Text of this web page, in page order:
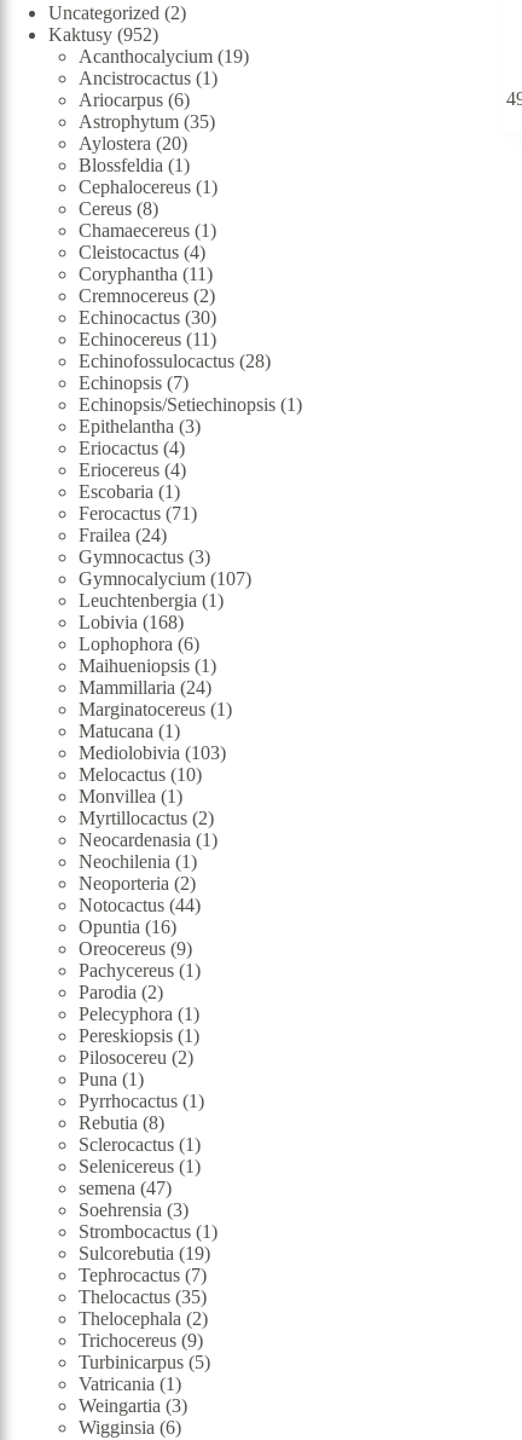
Uncategorized 22
Kaktusy 952952
produktů
Acanthocalycium 1919
Ancistrocactus 11
Ariocarpus 66
produktů
Astrophytum 3535
Aylostera 2020
produktů
Blossfeldia 11
produkt
Cephalocereus 11
Cereus 88
produktů
Chamaecereus 11
Cleistocactus 44
produkty
Coryphantha 1111
produktů
Cremnocereus 22
produkty
Echinocactus 3030
produktů
Echinocereus 1111
produktů
Echinofossulocactus 2828
Echinopsis 77
produktů
Echinopsis/Setiechinopsis 11
Epithelantha 33
Eriocactus 44
produkty
Eriocereus 44
produkty
Escobaria 11
produkt
Ferocactus 7171
Frailea 2424
produktů
Gymnocactus 33
produkty
Gymnocalycium 107107
Leuchtenbergia 11
Lobivia 168168
produktů
Lophophora 66
produktů
Maihueniopsis 11
produkt
Mammillaria 2424
produktů
Marginatocereus 11
Matucana 11
produkt
Mediolobivia 103103
Melocactus 1010
Monvillea 11
produkt
Myrtillocactus 22
produkty
Neocardenasia 11
Neochilenia 11
produkt
Neoporteria 22
produkty
Notocactus 4444
Opuntia 1616
produktů
Oreocereus 99
produktů
Pachycereus 11
Parodia 22
produkty
Pelecyphora 11
produkt
Pereskiopsis 11
produkt
Pilosocereu 22
Puna 11
produkt
Pyrrhocactus 11
Rebutia 88
produktů
Sclerocactus 11
produkt
Selenicereus 11
semena 4747
produktů
Soehrensia 33
produkty
Strombocactus 11
Sulcorebutia 1919
produktů
Tephrocactus 77
produktů
Thelocactus 3535
produktů
Thelocephala 22
produkty
Trichocereus 99
produktů
Turbinicarpus 55
Vatricania 11
produkt
Weingartia 33
produkty
Wigginsia 66